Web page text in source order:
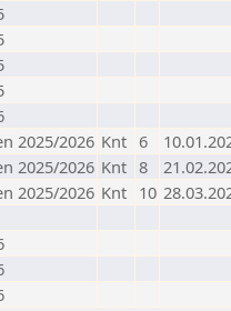
2025/2026 Knt 6
2025/2026 Knt 8
2025/2026 Knt 10